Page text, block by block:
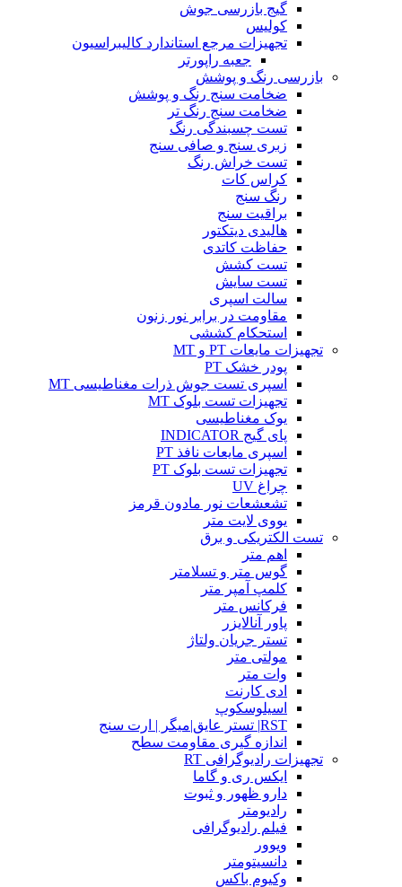
گیج بازرسی جوش
کولیس
تجهیزات مرجع استاندارد کالیبراسیون
جعبه راپورتر
بازرسی رنگ و پوشش
ضخامت سنج رنگ و پوشش
ضخامت سنج رنگ تر
تست چسبندگی رنگ
زبری سنج و صافی سنج
تست خراش رنگ
کراس کات
رنگ سنج
براقیت سنج
هالیدی دیتکتور
حفاظت کاتدی
تست کشش
تست سایش
سالت اسپری
مقاومت در برابر نور زنون
استحکام کششی
تجهیزات مایعات PT و MT
پودر خشک PT
اسپری تست جوش ذرات مغناطیسی MT
تجهیزات تست بلوک MT
یوک مغناطیسی
پای گیج INDICATOR
اسپری مایعات نافذ PT
تجهیزات تست بلوک PT
چراغ UV
تشعشعات نور مادون قرمز
یووی لایت متر
تست الکتریکی و برق
اهم متر
گوس متر و تسلامتر
کلمپ آمپر متر
فرکانس متر
پاور آنالایزر
تستر جریان ولتاژ
مولتی متر
وات متر
ادی کارنت
اسیلوسکوپ
RST| تستر عایق|میگر | ارت سنج
اندازه گیری مقاومت سطح
تجهیزات رادیوگرافی RT
ایکس ری و گاما
دارو ظهور و ثبوت
رادیومتر
فیلم رادیوگرافی
ویوور
دانسیتومتر
وکیوم باکس